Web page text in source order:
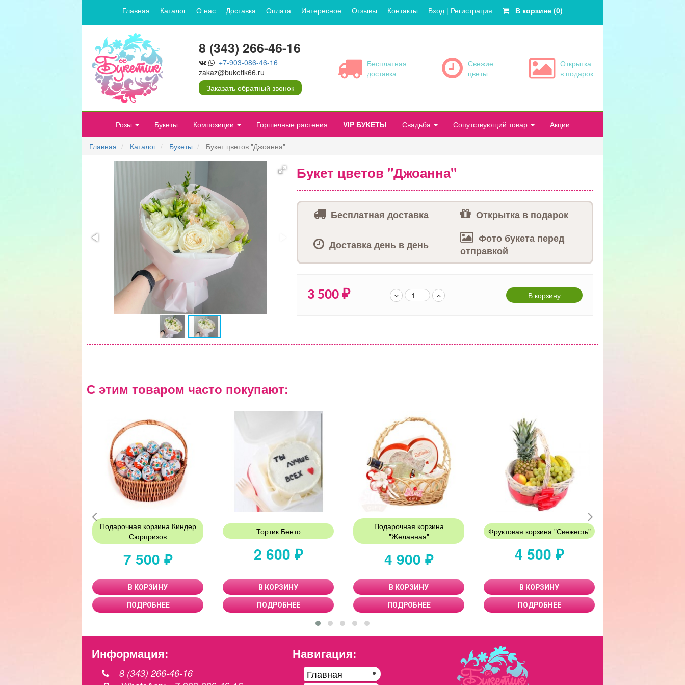
Главная Каталог О нас Доставка Оплата Интересное Отзывы Контакты Вход | Регистрация В корзине (0)
8 (343) 266-46-16
+7-903-086-46-16
zakaz@buketik66.ru
Заказать обратный звонок
Бесплатная
доставка
Свежие
цветы
Открытка
в подарок
Розы Букеты Композиции Горшечные растения VIP БУКЕТЫ Свадьба Сопутствующий товар Акции
Главная Каталог Букеты Букет цветов "Джоанна"
Букет цветов "Джоанна"
Бесплатная доставка Открытка в подарок
Доставка день в день
Фото букета перед
отправкой
3 500₽ В корзину
С этим товаром часто покупают:
Подарочная корзина Киндер
Сюрпризов
7 500 ₽
В КОРЗИНУ
ПОДРОБНЕЕ
Тортик Бенто
2 600 ₽
В КОРЗИНУ
ПОДРОБНЕЕ
Подарочная корзина
"Желанная"
4 900 ₽
В КОРЗИНУ
ПОДРОБНЕЕ
Фруктовая корзина "Свежесть"
4 500 ₽
В КОРЗИНУ
ПОДРОБНЕЕ
Информация:
8 (343) 266-46-16
Навигация:
Главная